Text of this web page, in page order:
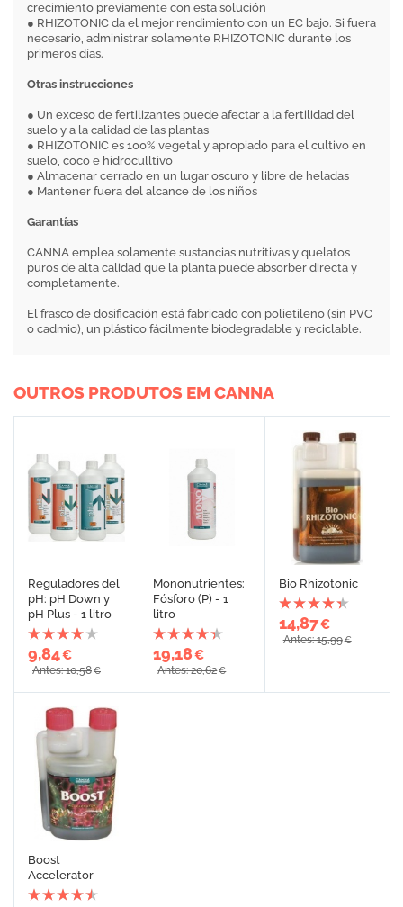
crecimiento previamente con esta solución
● RHIZOTONIC da el mejor rendimiento con un EC bajo. Si fuera
necesario, administrar solamente RHIZOTONIC durante los
primeros días.
Otras instrucciones
● Un exceso de fertilizantes puede afectar a la fertilidad del
suelo y a la calidad de las plantas
● RHIZOTONIC es 100% vegetal y apropiado para el cultivo en
suelo, coco e hidroculltivo
● Almacenar cerrado en un lugar oscuro y libre de heladas
● Mantener fuera del alcance de los niños
Garantías
CANNA emplea solamente sustancias nutritivas y quelatos
puros de alta calidad que la planta puede absorber directa y
completamente.
El frasco de dosificación está fabricado con polietileno (sin PVC
o cadmio), un plástico fácilmente biodegradable y reciclable.
OUTROS PRODUTOS EM CANNA
Reguladores del
pH: pH Down y
pH Plus - 1 litro
9,84€
Antes: 10,58€
Mononutrientes:
Fósforo (P) - 1
litro
19,18€
Antes: 20,62€
Bio Rhizotonic
14,87€
Antes: 15,99€
Boost
Accelerator